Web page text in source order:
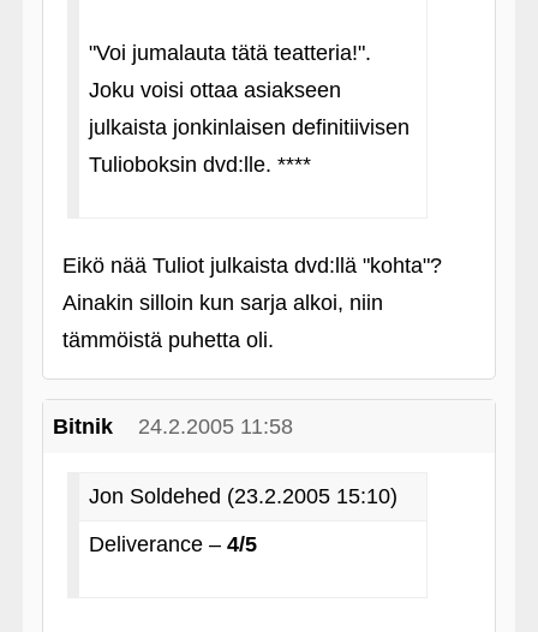
"Voi jumalauta tätä teatteria!".
Joku voisi ottaa asiakseen
julkaista jonkinlaisen definitiivisen
Tulioboksin dvd:lle. ****
Eikö nää Tuliot julkaista dvd:llä "kohta"?
Ainakin silloin kun sarja alkoi, niin
tämmöistä puhetta oli.
Bitnik 24.2.2005 11:58
Jon Soldehed (23.2.2005 15:10)
Deliverance – 4/5